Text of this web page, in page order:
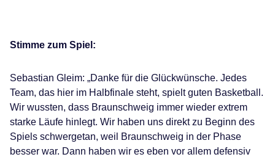
Stimme zum Spiel:
Sebastian Gleim: „Danke für die Glückwünsche. Jedes
Team, das hier im Halbfinale steht, spielt guten Basketball.
Wir wussten, dass Braunschweig immer wieder extrem
starke Läufe hinlegt. Wir haben uns direkt zu Beginn des
Spiels schwergetan, weil Braunschweig in der Phase
besser war. Dann haben wir es eben vor allem defensiv